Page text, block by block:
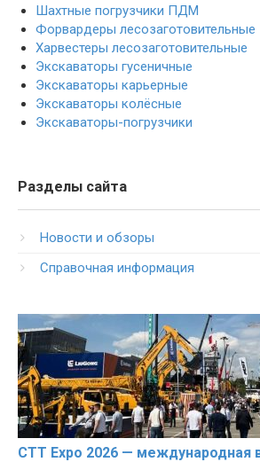
Шахтные погрузчики ПДМ
Форвардеры лесозаготовительные
Харвестеры лесозаготовительные
Экскаваторы гусеничные
Экскаваторы карьерные
Экскаваторы колёсные
Экскаваторы-погрузчики
Разделы сайта
Новости и обзоры
Справочная информация
CTT Expo 2026 — международная